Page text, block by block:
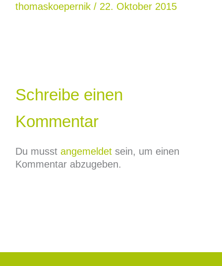
thomaskoepernik / 22. Oktober 2015
Schreibe einen
Kommentar
Du musst angemeldetsein, um einen
Kommentar abzugeben.